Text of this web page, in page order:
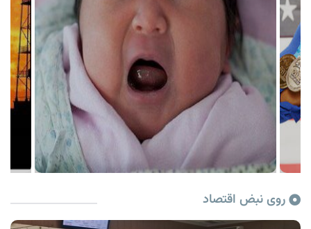
روی نبض اقتصاد